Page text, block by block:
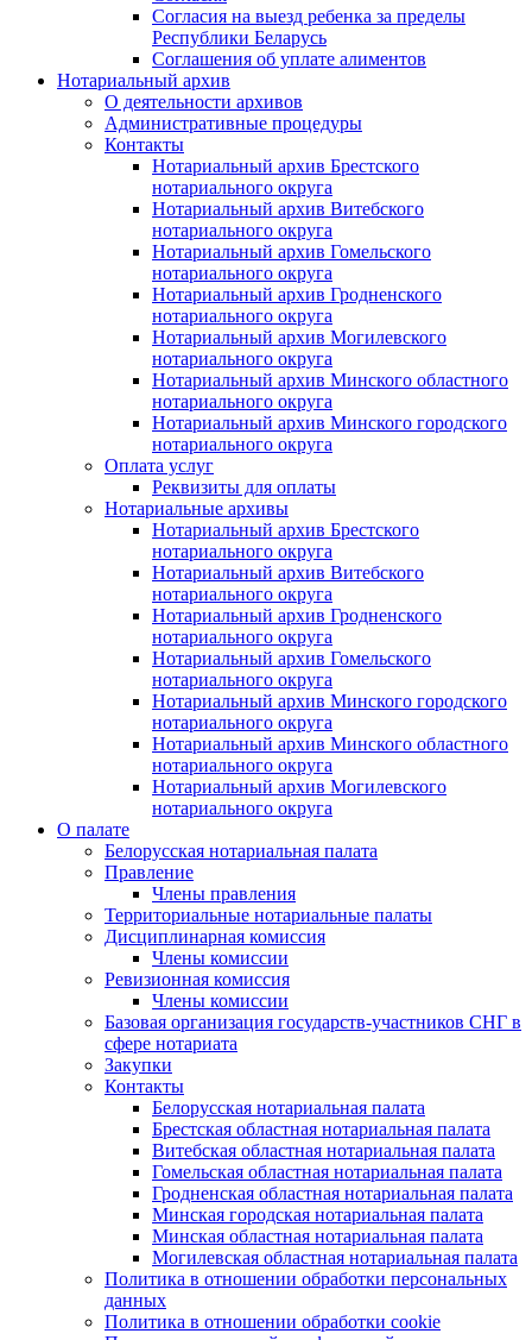
Согласия на выезд ребенка за пределы
Республики Беларусь
Соглашения об уплате алиментов
Нотариальный архив
О деятельности архивов
Административные процедуры
Контакты
Нотариальный архив Брестского
нотариального округа
Нотариальный архив Витебского
нотариального округа
Нотариальный архив Гомельского
нотариального округа
Нотариальный архив Гродненского
нотариального округа
Нотариальный архив Могилевского
нотариального округа
Нотариальный архив Минского областного
нотариального округа
Нотариальный архив Минского городского
нотариального округа
Оплата услуг
Реквизиты для оплаты
Нотариальные архивы
Нотариальный архив Брестского
нотариального округа
Нотариальный архив Витебского
нотариального округа
Нотариальный архив Гродненского
нотариального округа
Нотариальный архив Гомельского
нотариального округа
Нотариальный архив Минского городского
нотариального округа
Нотариальный архив Минского областного
нотариального округа
Нотариальный архив Могилевского
нотариального округа
О палате
Белорусская нотариальная палата
Правление
Члены правления
Территориальные нотариальные палаты
Дисциплинарная комиссия
Члены комиссии
Ревизионная комиссия
Члены комиссии
Базовая организация государств-участников СНГ в
сфере нотариата
Закупки
Контакты
Белорусская нотариальная палата
Брестская областная нотариальная палата
Витебская областная нотариальная палата
Гомельская областная нотариальная палата
Гродненская областная нотариальная палата
Минская городская нотариальная палата
Минская областная нотариальная палата
Могилевская областная нотариальная палата
Политика в отношении обработки персональных
данных
Политика в отношении обработки cookie